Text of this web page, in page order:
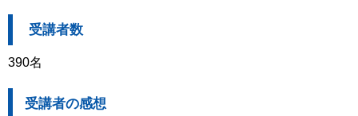
受講者数
390名
受講者の感想